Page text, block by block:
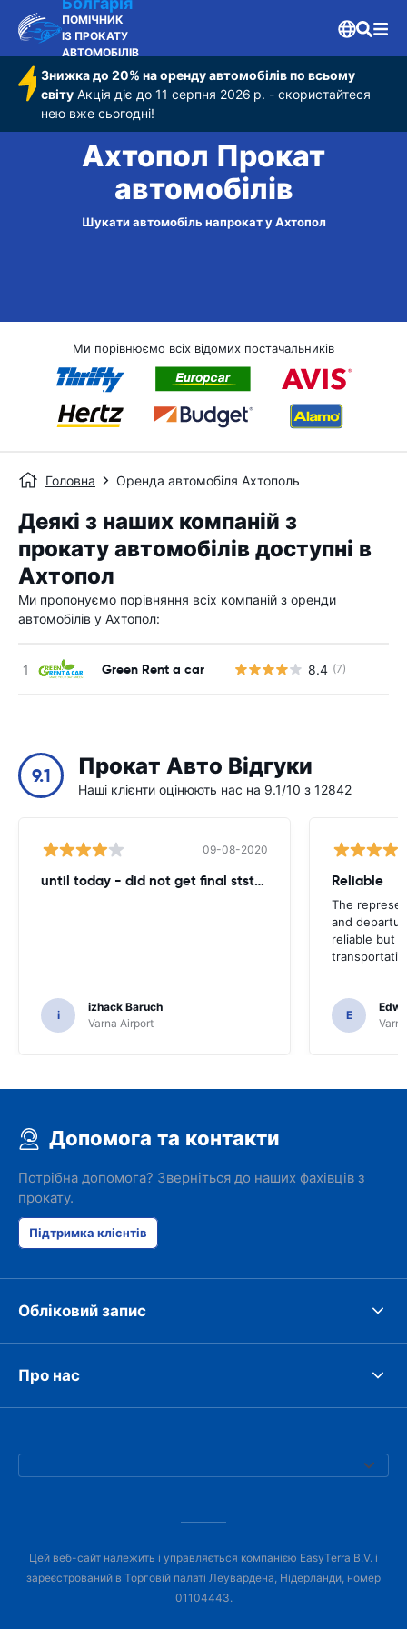
ПОМІЧНИК
ІЗ ПРОКАТУ
АВТОМОБІЛІВ
Знижка до 20% на оренду автомобілів по всьому
світу Акція діє до 11 серпня 2026 р. - скористайтеся
нею вже сьогодні!
Ахтопол Прокат
автомобілів
Шукати автомобіль напрокат у Ахтопол
Ми порівнюємо всіх відомих постачальників
Головна Оренда автомобіля Ахтополь
Деякі з наших компаній з
прокату автомобілів доступні в
Ахтопол
Ми пропонуємо порівняння всіх компаній з оренди
автомобілів у Ахтопол:
Green Rent a car 8.4 (7)
9.1 Прокат Авто Відгуки
Наші клієнти оцінюють нас на 9.1/10 з 12842
09-08-2020
until today - did not get final ststemant of the rent !!
i
izhack Baruch
Varna Airport
Reliable
The
and
reliable but
E
Допомога та контакти
Потрібна допомога? Зверніться до наших фахівців з
прокату.
Підтримка клієнтів
Обліковий запис
Про нас
Цей веб-сайт належить і управляється компанією EasyTerra B.V. і
зареєстрований в Торговій палаті Леувардена, Нідерланди, номер
01104443.